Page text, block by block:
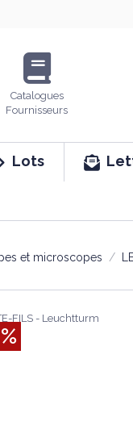
Catalogues
Fournisseurs
Lots
et microscopes